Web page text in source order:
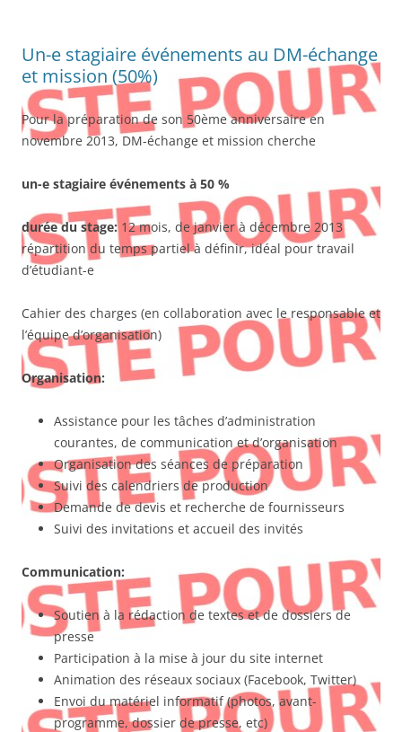
Un-e stagiaire événements au DM-échange
et mission (50%)
Pour la préparation de son 50ème anniversaire en
novembre 2013, DM-échange et mission cherche
un-e stagiaire événements à 50 %
durée du stage:12 mois, de janvier à décembre 2013
répartition du temps partiel à définir, idéal pour travail
d’étudiant-e
Cahier des charges (en collaboration avec le responsable et
l’équipe d’organisation)
Organisation:
Assistance pour les tâches d’administration
courantes, de communication et d’organisation
Organisation des séances de préparation
Suivi des calendriers de production
Demande de devis et recherche de fournisseurs
Suivi des invitations et accueil des invités
Communication:
Soutien à la rédaction de textes et de dossiers de
presse
Participation à la mise à jour du site internet
Animation des réseaux sociaux (Facebook, Twitter)
Envoi du matériel informatif (photos, avant-
programme, dossier de presse, etc)